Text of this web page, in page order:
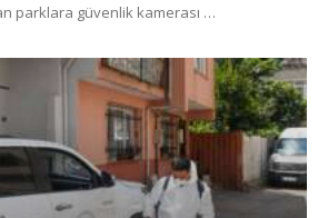
parklara güvenlik kamerası …